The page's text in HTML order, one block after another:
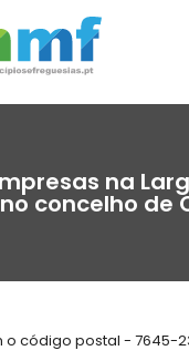
na
concelho de
o código postal - 7645-